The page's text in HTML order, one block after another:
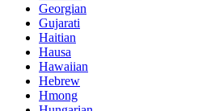
Georgian
Gujarati
Haitian
Hausa
Hawaiian
Hebrew
Hmong